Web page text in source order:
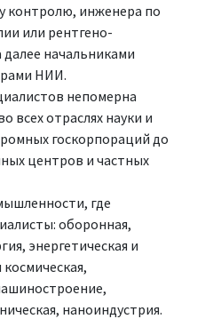
контролю, инженера по
или рентгено-
далее начальниками
НИИ.
непомерна
всех отраслях науки и
госкорпораций до
центров и частных
где
оборонная,
энергетическая и
наноиндустрия.